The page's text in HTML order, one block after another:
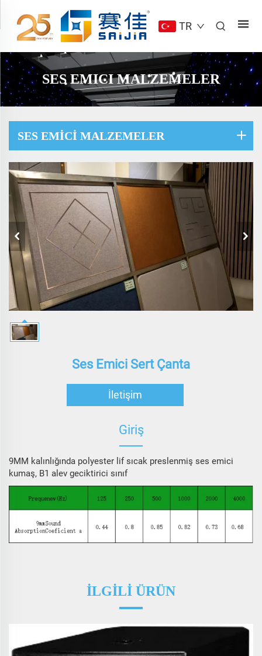
TR
SES EMICI MALZEMELER
SES EMICI MALZEMELER
Ses Emici Sert Çanta
İletişim
Giriş
9MM kalınlığında polyester lif sıcak preslenmiş ses emici
kumaş, B1 alev geciktirici sınıf
İLGİLİ ÜRÜN